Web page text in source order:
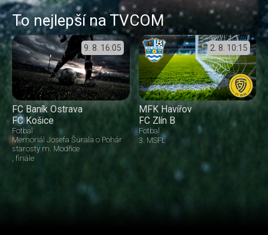
To nejlepší na TVCOM
9. 8. 16:05
FC Baník Ostrava
FC Košice
Fotbal
Memoriál Josefa Šurala o Pohár
starosty m. Modřice
finále
2. 8. 10:15
MFK Havířov
FC Zlín B
Fotbal
3. MSFL